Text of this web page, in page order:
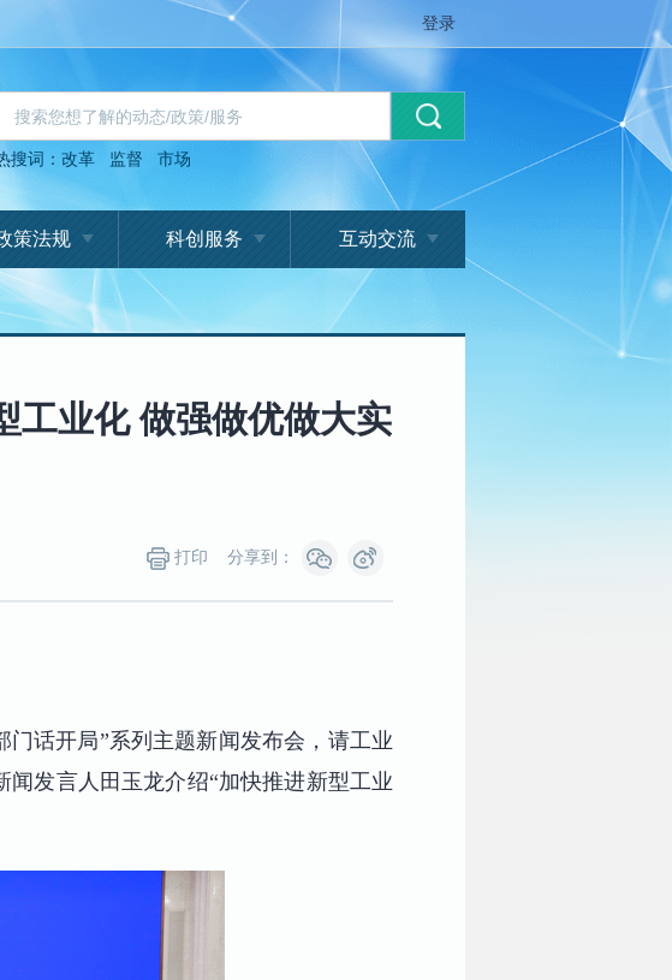
登录
搜词：改革 监督 市场
策法规 科创服务 互动交流
工业化 做强做优做大实
打印 分享到：
门话开局”系列主题新闻发布会，请工业
发言人田玉龙介绍“加快推进新型工业